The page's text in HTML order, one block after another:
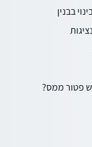
בבנין
פטור ממס?